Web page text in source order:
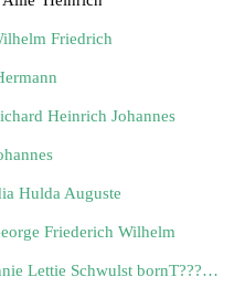
Friedrich
Heinrich Johannes
Hulda Auguste
Friederich Wilhelm
getrouwd met SA Annie Lettie Schwulst bornT?????????l